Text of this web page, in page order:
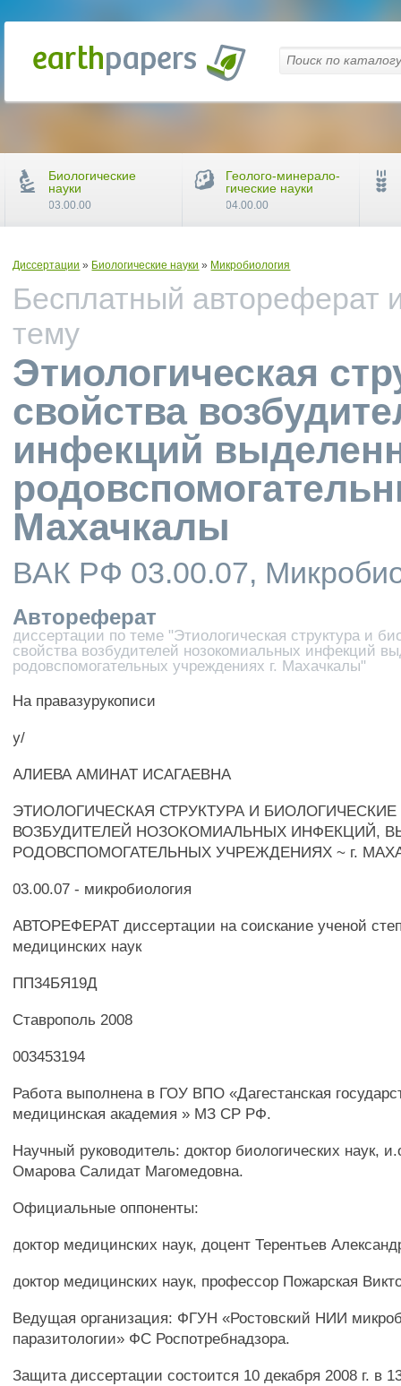
Диссертации » Биологические науки » Микробиология
Бесплатный автореферат
тему
Этиологическая
свойства
инфекций
Махачкалы
ВАК РФ 03.00.07,
Автореферат
диссертации по теме "Этиологическая структура и
свойства возбудителей нозокомиальных инфекций
родовспомогательных учреждениях г. Махачкалы"
На правазурукописи
у/
АЛИЕВА АМИНАТ ИСАГАЕВНА
ЭТИОЛОГИЧЕСКАЯ СТРУКТУРА И
ВОЗБУДИТЕЛЕЙ НОЗОКОМИАЛЬНЫХ ИНФЕКЦИЙ,
РОДОВСПОМОГАТЕЛЬНЫХ УЧРЕЖДЕНИЯХ ~ г.
03.00.07 - микробиология
АВТОРЕФЕРАТ диссертации на соискание ученой
медицинских наук
ПП34БЯ19Д
Ставрополь 2008
003453194
Работа выполнена в ГОУ ВПО «Дагестанская
медицинская академия » МЗ СР РФ.
Научный руководитель: доктор биологических наук,
Омарова Салидат Магомедовна.
Официальные оппоненты:
доктор медицинских наук, доцент Терентьев
доктор медицинских наук, профессор Пожарская
Ведущая организация: ФГУН «Ростовский НИИ
паразитологии» ФС Роспотребнадзора.
Защита диссертации состоится 10 декабря 2008 г. в
Биологические
науки
03.00.00
Геолого-минерало-
гические науки
04.00.00